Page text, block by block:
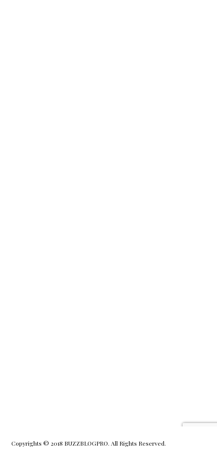
Copyrights © 2018 BUZZBLOGPRO. All Rights Reserved.